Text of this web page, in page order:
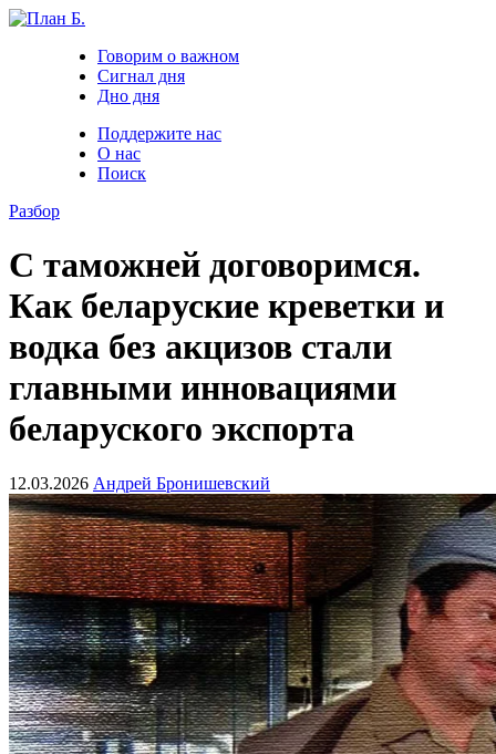
Говорим о важном
Сигнал дня
Дно дня
Поддержите нас
О нас
Поиск
Разбор
С таможней договоримся.
Как беларуские креветки и
водка без акцизов стали
главными инновациями
беларуского экспорта
12.03.2026 Андрей Бронишевский